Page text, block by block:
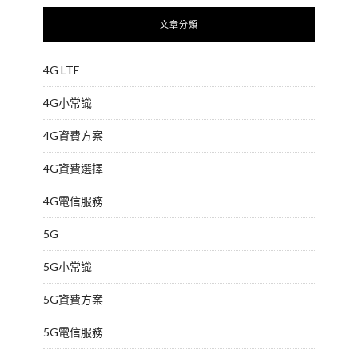
文章分類
4G LTE
4G小常識
4G資費方案
4G資費選擇
4G電信服務
5G
5G小常識
5G資費方案
5G電信服務